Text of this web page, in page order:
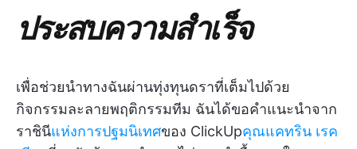
ประสบความสำเร็จ
เพื่อช่วยนำทางฉันผ่านทุ่งทุนดราที่เต็มไปด้วย
กิจกรรมละลายพฤติกรรมทีม ฉันได้ขอคำแนะนำจาก
ราชินีแห่งการปฐมนิเทศของ ClickUpคุณแคทริน เรค